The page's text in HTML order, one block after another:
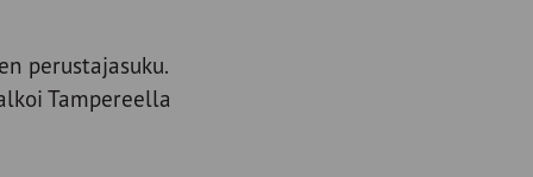
perustajasuku.
Tampereella